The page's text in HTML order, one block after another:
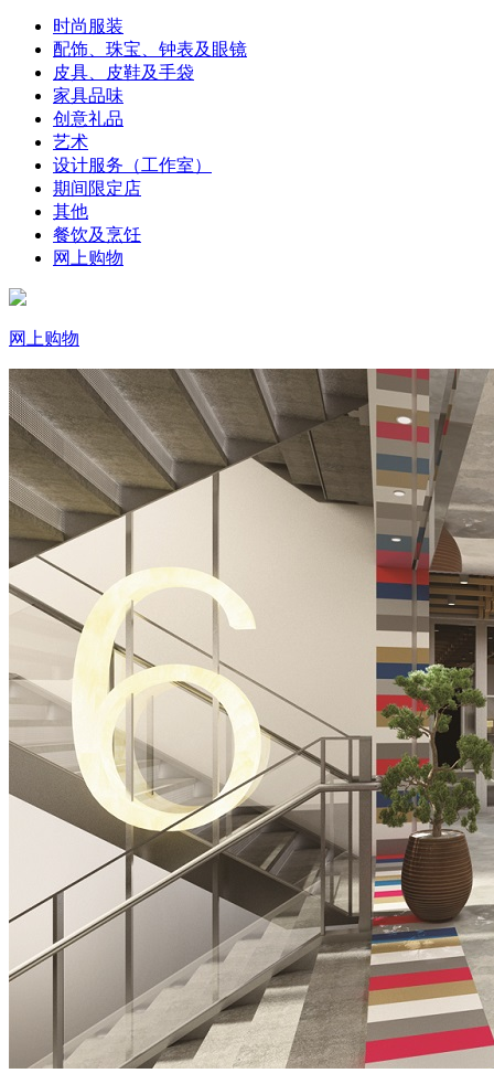
时尚服装
配饰、珠宝、钟表及眼镜
皮具、皮鞋及手袋
家具品味
创意礼品
艺术
设计服务（工作室）
期间限定店
其他
餐饮及烹饪
网上购物
网上购物